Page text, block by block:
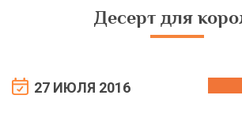
Десерт для
27 ИЮЛЯ 2016